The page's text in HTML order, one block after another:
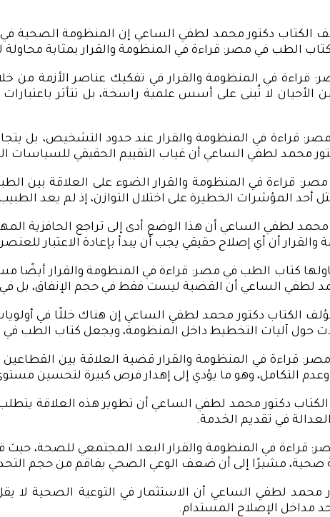
الكتاب دكتور محمد لطفي الساعي إن المنظومة
الطب في مصر: قراءة في المنظومة والقرار بمثابة
في المنظومة والقرار في تفكيك عناصر الأزمة من
الأحيان لا تُبنى على أسس علمية راسخة، بل تتأثر
قراءة في المنظومة والقرار عند حدود التشخيص، بل
محمد لطفي الساعي أن غياب التقييم الحقيقي للسياسات
قراءة في المنظومة والقرار الضوء على العلاقة بين
المؤشرات الخطيرة على اختلال التوازن، إذ لم يعد
لطفي الساعي أن هذا الوضع أدى إلى تراجع الحافزية
أن أي إصلاح حقيقي يجب أن يبدأ بإعادة الاعتبار
كتاب الطب في مصر: قراءة في المنظومة والقرار أيضًا
لطفي الساعي أن القضية ليست فقط في حجم الإنفاق، بل في
الكتاب دكتور محمد لطفي الساعي إن هناك خللًا في
حول آليات التخطيط داخل المنظومة، ويجعل كتاب الطب في
قراءة في المنظومة والقرار قضية العلاقة بين
التكامل، وهو ما يؤدي إلى إهدار فرص كبيرة لتحسين
دكتور محمد لطفي الساعي أن تطوير هذه العلاقة
في تقديم الخدمة.
قراءة في المنظومة والقرار البعد المجتمعي للصحة،
مشيرًا إلى أن ضعف الوعي الصحي يفاقم من حجم
لطفي الساعي أن الاستثمار في التوعية الصحية لا
مداخل الإصلاح المستدام.